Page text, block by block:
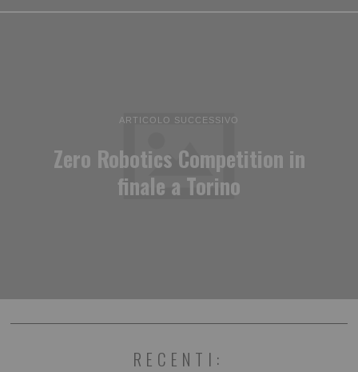
ARTICOLO SUCCESSIVO
Zero Robotics Competition in
finale a Torino
RECENTI: